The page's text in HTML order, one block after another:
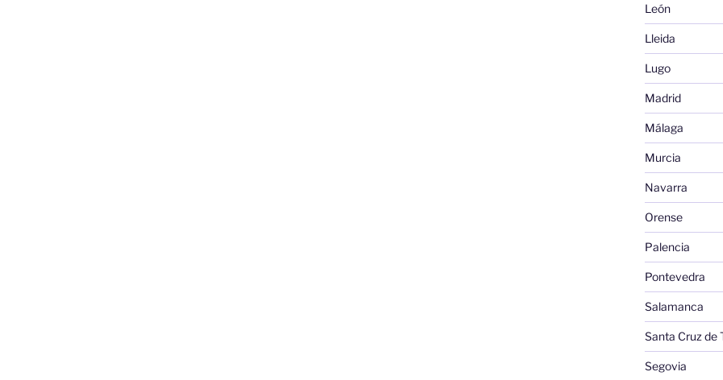
León
Lleida
Lugo
Madrid
Málaga
Murcia
Navarra
Orense
Palencia
Pontevedra
Salamanca
Santa Cruz de
Segovia